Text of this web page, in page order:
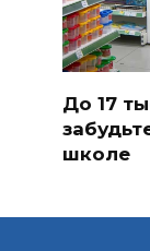
До 17
школе